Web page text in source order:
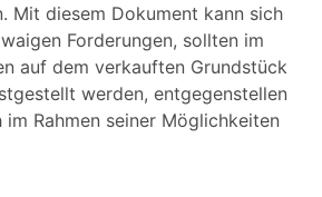
Mit diesem Dokument kann sich
Forderungen, sollten im
auf dem verkauften Grundstück
werden, entgegenstellen
Rahmen seiner Möglichkeiten